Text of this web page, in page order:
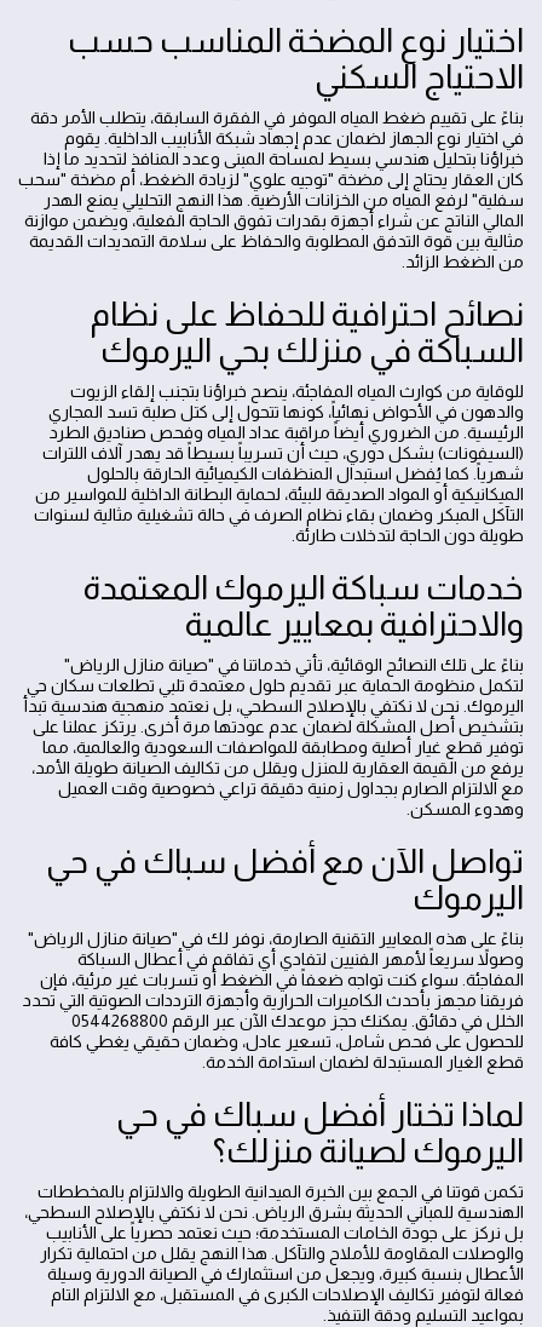
اختيار نوع المضخة المناسب حسب
الاحتياج السكني
بناءً على تقييم ضغط المياه الموفر في الفقرة السابقة، يتطلب الأمر دقة
في اختيار نوع الجهاز لضمان عدم إجهاد شبكة الأنابيب الداخلية. يقوم
خبراؤنا بتحليل هندسي بسيط لمساحة المبنى وعدد المنافذ لتحديد ما إذا
كان العقار يحتاج إلى مضخة "توجيه علوي" لزيادة الضغط، أم مضخة "سحب
سفلية" لرفع المياه من الخزانات الأرضية. هذا النهج التحليلي يمنع الهدر
المالي الناتج عن شراء أجهزة بقدرات تفوق الحاجة الفعلية، ويضمن موازنة
مثالية بين قوة التدفق المطلوبة والحفاظ على سلامة التمديدات القديمة
من الضغط الزائد.
نصائح احترافية للحفاظ على نظام
السباكة في منزلك بحي اليرموك
للوقاية من كوارث المياه المفاجئة، ينصح خبراؤنا بتجنب إلقاء الزيوت
والدهون في الأحواض نهائياً، كونها تتحول إلى كتل صلبة تسد المجاري
الرئيسية. من الضروري أيضاً مراقبة عداد المياه وفحص صناديق الطرد
(السيفونات) بشكل دوري، حيث أن تسريباً بسيطاً قد يهدر آلاف اللترات
شهرياً. كما يُفضل استبدال المنظفات الكيميائية الحارقة بالحلول
الميكانيكية أو المواد الصديقة للبيئة، لحماية البطانة الداخلية للمواسير من
التآكل المبكر وضمان بقاء نظام الصرف في حالة تشغيلية مثالية لسنوات
طويلة دون الحاجة لتدخلات طارئة.
خدمات سباكة اليرموك المعتمدة
والاحترافية بمعايير عالمية
بناءً على تلك النصائح الوقائية، تأتي خدماتنا في "صيانة منازل الرياض"
لتكمل منظومة الحماية عبر تقديم حلول معتمدة تلبي تطلعات سكان حي
اليرموك. نحن لا نكتفي بالإصلاح السطحي، بل نعتمد منهجية هندسية تبدأ
بتشخيص أصل المشكلة لضمان عدم عودتها مرة أخرى. يرتكز عملنا على
توفير قطع غيار أصلية ومطابقة للمواصفات السعودية والعالمية، مما
يرفع من القيمة العقارية للمنزل ويقلل من تكاليف الصيانة طويلة الأمد،
مع الالتزام الصارم بجداول زمنية دقيقة تراعي خصوصية وقت العميل
وهدوء المسكن.
تواصل الآن مع أفضل سباك في حي
اليرموك
بناءً على هذه المعايير التقنية الصارمة، نوفر لك في "صيانة منازل الرياض"
وصولاً سريعاً لأمهر الفنيين لتفادي أي تفاقم في أعطال السباكة
المفاجئة. سواء كنت تواجه ضعفاً في الضغط أو تسربات غير مرئية، فإن
فريقنا مجهز بأحدث الكاميرات الحرارية وأجهزة الترددات الصوتية التي تحدد
الخلل في دقائق. يمكنك حجز موعدك الآن عبر الرقم 0544268800
للحصول على فحص شامل، تسعير عادل، وضمان حقيقي يغطي كافة
قطع الغيار المستبدلة لضمان استدامة الخدمة.
لماذا تختار أفضل سباك في حي
اليرموك لصيانة منزلك؟
تكمن قوتنا في الجمع بين الخبرة الميدانية الطويلة والالتزام بالمخططات
الهندسية للمباني الحديثة بشرق الرياض. نحن لا نكتفي بالإصلاح السطحي،
بل نركز على جودة الخامات المستخدمة؛ حيث نعتمد حصرياً على الأنابيب
والوصلات المقاومة للأملاح والتآكل. هذا النهج يقلل من احتمالية تكرار
الأعطال بنسبة كبيرة، ويجعل من استثمارك في الصيانة الدورية وسيلة
فعالة لتوفير تكاليف الإصلاحات الكبرى في المستقبل، مع الالتزام التام
بمواعيد التسليم ودقة التنفيذ.